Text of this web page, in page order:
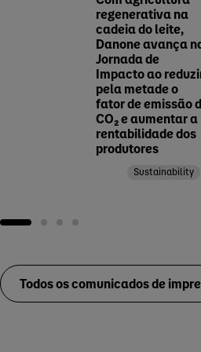
regenerativa na
cadeia do leite,
Danone avança
Jornada de
Impacto ao
pela metade o
fator de emissão
CO₂ e aumentar a
rentabilidade dos
produtores
Sustainability
Todos os comunicados de